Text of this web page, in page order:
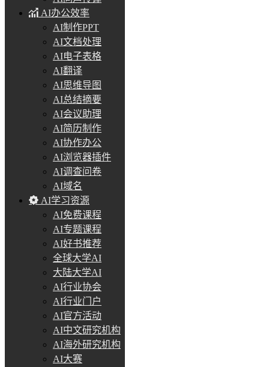
AI办公效率
AI制作PPT
AI文档处理
AI电子表格
AI翻译
AI思维导图
AI总结摘要
AI会议助理
AI简历制作
AI协作办公
AI浏览器插件
AI调查问卷
AI域名
AI学习资源
AI免费课程
AI专题课程
AI好书推荐
全球大学AI
大陆大学AI
AI行业协会
AI行业门户
AI官方活动
AI中文研究机构
AI海外研究机构
AI大赛